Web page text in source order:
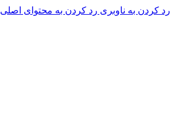
رد کردن به ناوبری رد کردن به محتوای اصلی